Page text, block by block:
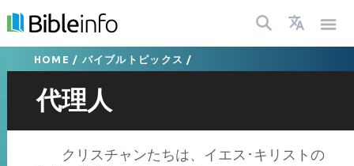
HOME / バイブルトピックス /
代理人
クリスチャンたちは、イエス･キリストの